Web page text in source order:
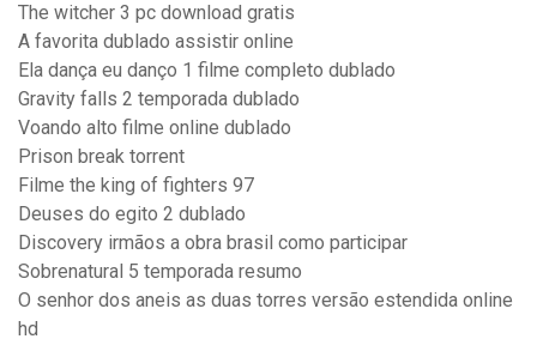
The witcher 3 pc download gratis
A favorita dublado assistir online
Ela dança eu danço 1 filme completo dublado
Gravity falls 2 temporada dublado
Voando alto filme online dublado
Prison break torrent
Filme the king of fighters 97
Deuses do egito 2 dublado
Discovery irmãos a obra brasil como participar
Sobrenatural 5 temporada resumo
O senhor dos aneis as duas torres versão estendida online
hd